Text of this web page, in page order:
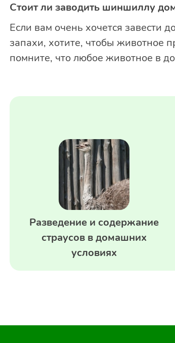
Стоит ли заводить шиншиллу
Если вам очень хочется завести
запахи, хотите, чтобы животное
помните, что любое животное в
Разведение и содержание
страусов в домашних
условиях